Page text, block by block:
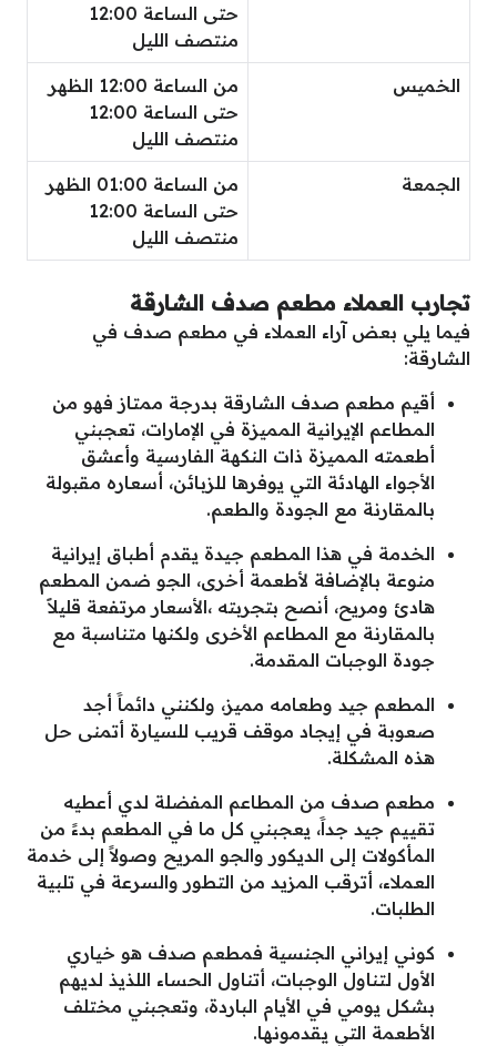
حتى الساعة 12:00
منتصف الليل
الخميس
من الساعة 12:00 الظهر
حتى الساعة 12:00
منتصف الليل
الجمعة
من الساعة 01:00 الظهر
حتى الساعة 12:00
منتصف الليل
تجارب العملاء مطعم صدف الشارقة
فيما يلي بعض آراء العملاء في مطعم صدف في
الشارقة:
أقيم مطعم صدف الشارقة بدرجة ممتاز فهو من
المطاعم الإيرانية المميزة في الإمارات، تعجبني
أطعمته المميزة ذات النكهة الفارسية وأعشق
الأجواء الهادئة التي يوفرها للزبائن، أسعاره مقبولة
بالمقارنة مع الجودة والطعم.
الخدمة في هذا المطعم جيدة يقدم أطباق إيرانية
منوعة بالإضافة لأطعمة أخرى، الجو ضمن المطعم
هادئ ومريح، أنصح بتجربته ،الأسعار مرتفعة قليلاََ
بالمقارنة مع المطاعم الأخرى ولكنها متناسبة مع
جودة الوجبات المقدمة.
المطعم جيد وطعامه مميز، ولكنني دائماََ أجد
صعوبة في إيجاد موقف قريب للسيارة أتمنى حل
هذه المشكلة.
مطعم صدف من المطاعم المفضلة لدي أعطيه
تقييم جيد جداََ، يعجبني كل ما في المطعم بدءََ من
المأكولات إلى الديكور والجو المريح وصولاََ إلى خدمة
العملاء، أترقب المزيد من التطور والسرعة في تلبية
الطلبات.
كوني إيراني الجنسية فمطعم صدف هو خياري
الأول لتناول الوجبات، أتناول الحساء اللذيذ لديهم
بشكل يومي في الأيام الباردة، وتعجبني مختلف
الأطعمة التي يقدمونها.